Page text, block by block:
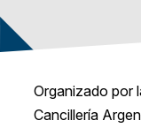
Organizado por
Cancillería